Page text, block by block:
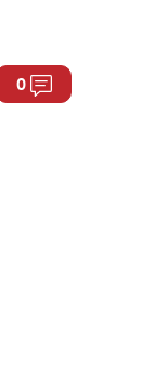
0 Commentaires